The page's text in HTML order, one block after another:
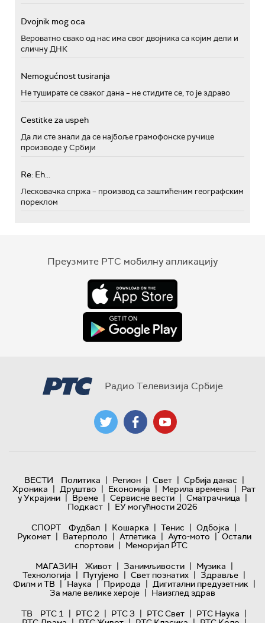
Dvojnik mog oca
Вероватно свако од нас има свог двојника са којим дели и
сличну ДНК
Nemogućnost tusiranja
Не туширате се сваког дана – не стидите се, то је здраво
Cestitke za uspeh
Да ли сте знали да се најбоље грамофонске ручице
производе у Србији
Re: Eh...
Лесковачка спржа – производ са заштићеним географским
пореклом
Преузмите РТС мобилну апликацију
Радио Телевизија Србије
ВЕСТИ Политика | Регион | Свет | Србија данас |
Хроника | Друштво | Економија | Мерила времена | Рат
у Украјини | Време | Сервисне вести | Сматрачница |
Подкаст | ЕУ могућности 2026
СПОРТ
Фудбал | Кошарка | Тенис | Одбојка |
Рукомет | Ватерполо | Атлетика | Ауто-мото | Остали
спортови | Меморијал РТС
МАГАЗИН
Живот | Занимљивости | Музика |
Технологијa | Путујемо | Свет познатих | Здравље |
Филм и ТВ | Наука | Природа | Дигитални предузетник |
За мале велике хероје | Наизглед здрав
ТВ
РТС 1 | РТС 2 | РТС 3 | РТС Свет | РТС Наука |